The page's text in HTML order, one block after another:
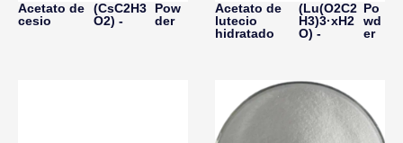
Acetato de
cesio
(CsC2H3
O2) -
Pow
der
Acetato de
lutecio
hidratado
(Lu(O2C2
H3)3·xH2
O) -
Po
wd
er